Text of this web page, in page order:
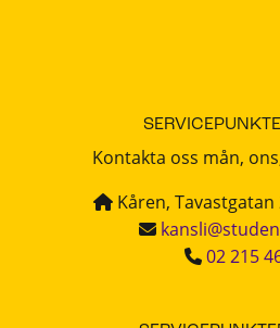
Kontakta oss mån,
Kåren, Tavastgatan
02 215